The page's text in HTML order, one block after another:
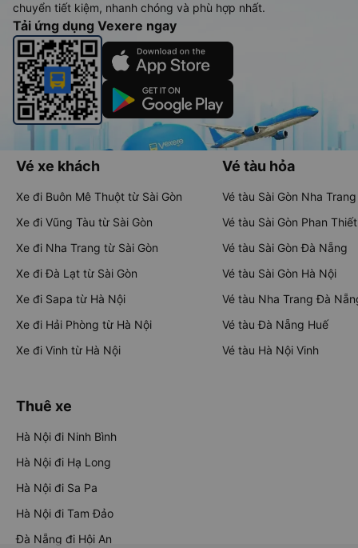
chuyển tiết kiệm, nhanh chóng và phù hợp nhất.
Tải ứng dụng Vexere ngay
Vé xe khách
Xe đi Buôn Mê Thuột từ Sài Gòn
Xe đi Vũng Tàu từ Sài Gòn
Xe đi Nha Trang từ Sài Gòn
Xe đi Đà Lạt từ Sài Gòn
Xe đi Sapa từ Hà Nội
Xe đi Hải Phòng từ Hà Nội
Xe đi Vinh từ Hà Nội
Vé tàu hỏa
Vé tàu Sài Gòn Nha Trang
Vé tàu Sài Gòn Phan Thiết
Vé tàu Sài Gòn Đà Nẵng
Vé tàu Sài Gòn Hà Nội
Vé tàu Nha Trang Đà
Vé tàu Đà Nẵng Huế
Vé tàu Hà Nội Vinh
Thuê xe
Hà Nội đi Ninh Bình
Hà Nội đi Hạ Long
Hà Nội đi Sa Pa
Hà Nội đi Tam Đảo
Đà Nẵng đi Hội An